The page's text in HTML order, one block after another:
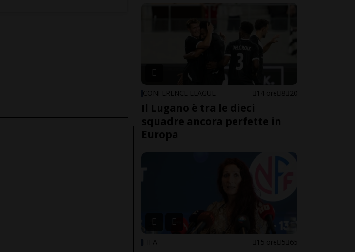
CONFERENCE LEAGUE 14 ore 8 20
Il Lugano è tra le dieci
squadre ancora perfette in
Europa
FIFA 15 ore 5 65